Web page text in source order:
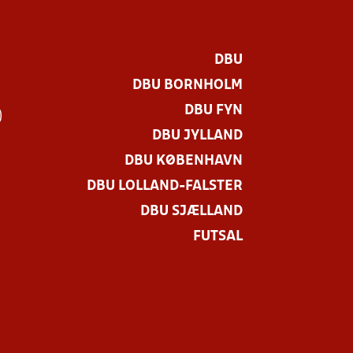
DBU
DBU BORNHOLM
DBU FYN
DBU JYLLAND
DBU KØBENHAVN
DBU LOLLAND-FALSTER
DBU SJÆLLAND
FUTSAL